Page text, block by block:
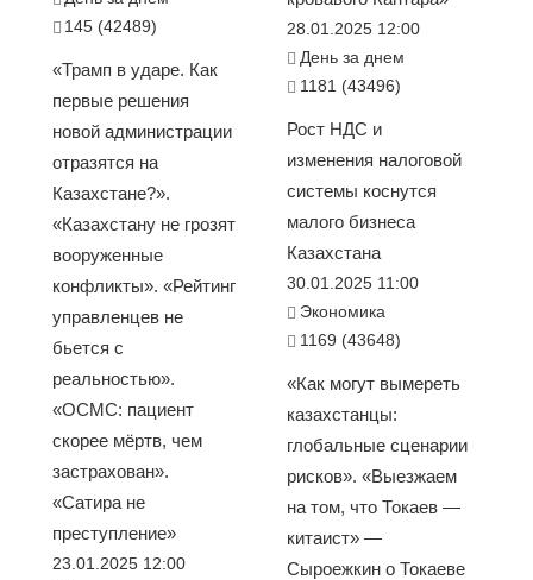
145 (42489)
«Трамп в ударе. Как
первые решения
новой администрации
отразятся на
Казахстане?».
«Казахстану не грозят
вооруженные
конфликты». «Рейтинг
управленцев не
бьется с
реальностью».
«ОСМС: пациент
скорее мёртв, чем
застрахован».
«Сатира не
преступление»
23.01.2025 12:00
28.01.2025 12:00
День за днем
1181 (43496)
Рост НДС и
изменения налоговой
системы коснутся
малого бизнеса
Казахстана
30.01.2025 11:00
Экономика
1169 (43648)
«Как могут вымереть
казахстанцы:
глобальные сценарии
рисков». «Выезжаем
на том, что Токаев —
китаист» —
Сыроежкин о Токаеве